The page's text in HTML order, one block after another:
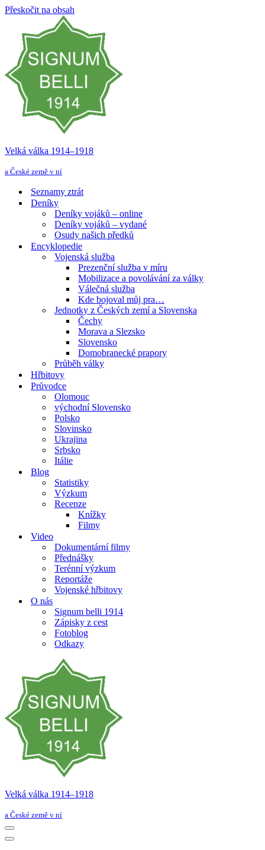
Přeskočit na obsah
Velká válka 1914–⁠⁠⁠⁠⁠⁠1918
a České země v ní
Seznamy ztrát
Deníky
Deníky vojáků – online
Deníky vojáků – vydané
Osudy našich předků
Encyklopedie
Vojenská služba
Prezenční služba v míru
Mobilizace a povolávání za války
Válečná služba
Kde bojoval můj pra…
Jednotky z Českých zemí a Slovenska
Čechy
Morava a Slezsko
Slovensko
Domobranecké prapory
Průběh války
Hřbitovy
Průvodce
Olomouc
východní Slovensko
Polsko
Slovinsko
Ukrajina
Srbsko
Itálie
Blog
Statistiky
Výzkum
Recenze
Knížky
Filmy
Video
Dokumentární filmy
Přednášky
Terénní výzkum
Reportáže
Vojenské hřbitovy
O nás
Signum belli 1914
Zápisky z cest
Fotoblog
Odkazy
Velká válka 1914–⁠⁠⁠⁠⁠⁠1918
a České země v ní
Navigační
menu
Navigační